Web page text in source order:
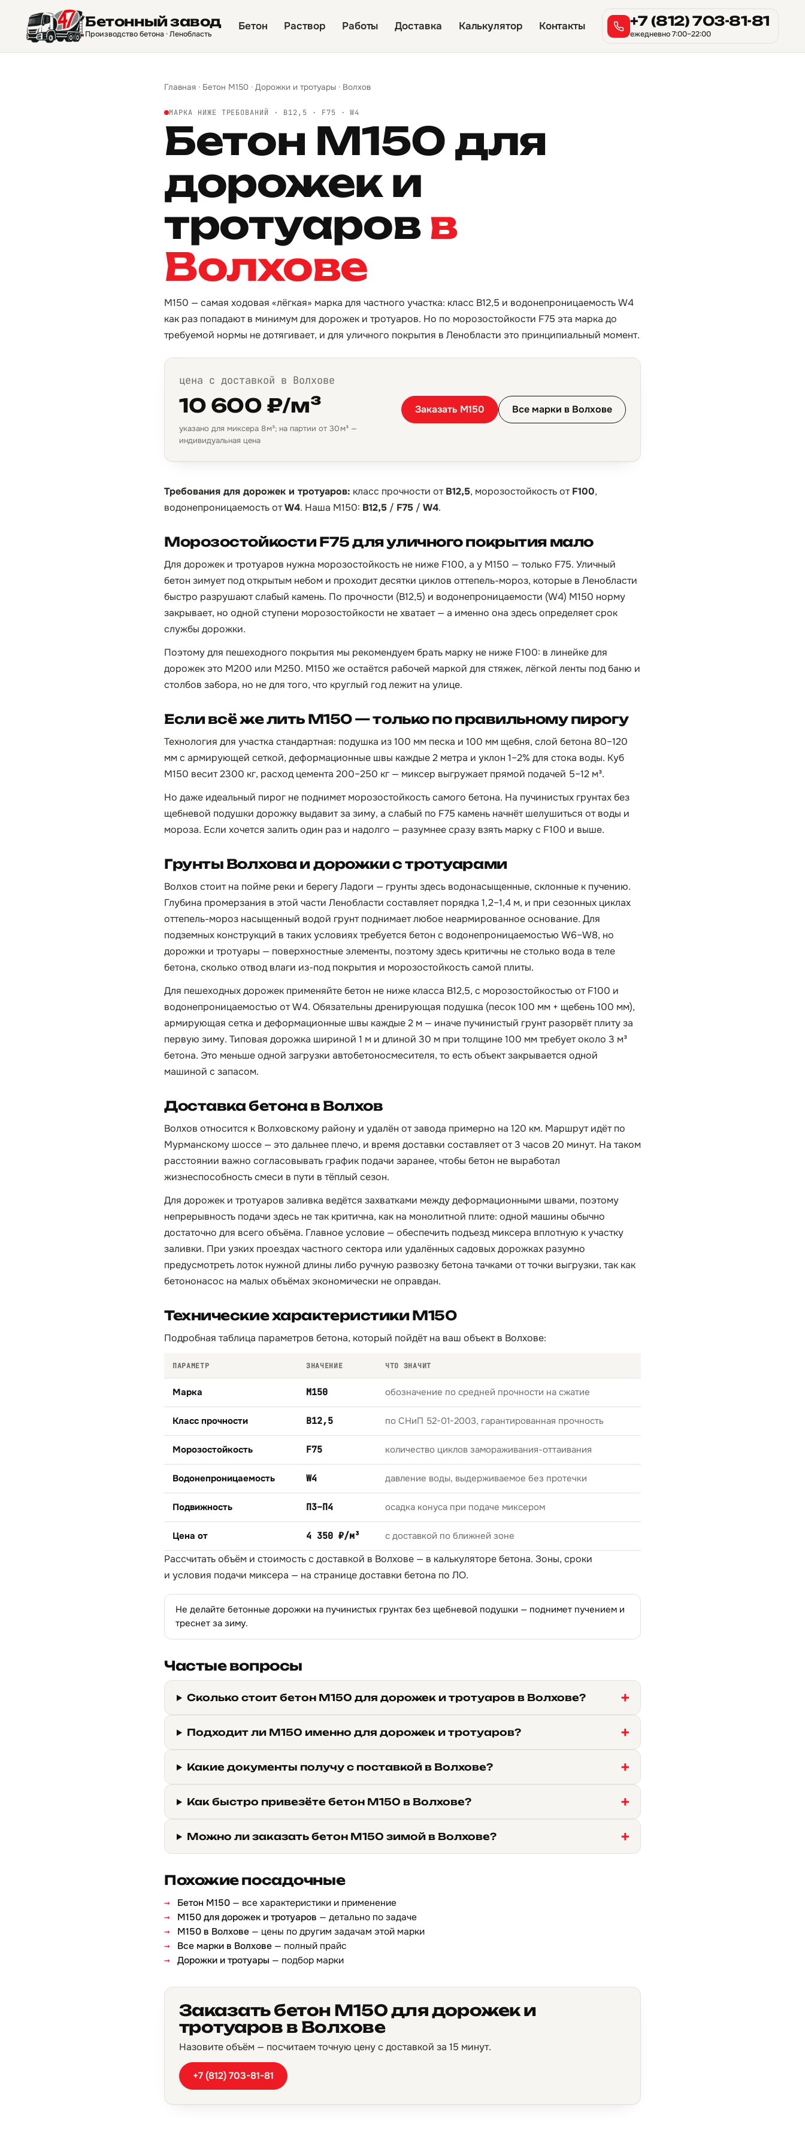
Бетонный завод
Производство бетона · Ленобласть
Бетон Раствор Работы Доставка Калькулятор Контакты +7 (812) 703-81-81
ежедневно 7:00–22:00
Главная · Бетон М150 · Дорожки и тротуары · Волхов
МАРКА НИЖЕ ТРЕБОВАНИЙ · B12,5 · F75 · W4
Бетон М150 для
дорожек и
тротуаров в
Волхове
М150 — самая ходовая «лёгкая» марка для частного участка: класс B12,5 и водонепроницаемость W4
как раз попадают в минимум для дорожек и тротуаров. Но по морозостойкости F75 эта марка до
требуемой нормы не дотягивает, и для уличного покрытия в Ленобласти это принципиальный момент.
цена с доставкой в Волхове
10 600 ₽/м³
указано для миксера 8 м³; на партии от 30 м³ —
индивидуальная цена
Заказать М150 Все марки в Волхове
Требования для дорожек и тротуаров: класс прочности отB12,5, морозостойкость отF100,
водонепроницаемость отW4. Наша М150: B12,5 / F75 / W4.
Морозостойкости F75 для уличного покрытия мало
Для дорожек и тротуаров нужна морозостойкость не ниже F100, а у М150 — только F75. Уличный
бетон зимует под открытым небом и проходит десятки циклов оттепель-мороз, которые в Ленобласти
быстро разрушают слабый камень. По прочности (B12,5) и водонепроницаемости (W4) М150 норму
закрывает, но одной ступени морозостойкости не хватает — а именно она здесь определяет срок
службы дорожки.
Поэтому для пешеходного покрытия мы рекомендуем брать марку не ниже F100: в линейке для
дорожек это М200 или М250. М150 же остаётся рабочей маркой для стяжек, лёгкой ленты под баню и
столбов забора, но не для того, что круглый год лежит на улице.
Если всё же лить М150 — только по правильному пирогу
Технология для участка стандартная: подушка из 100 мм песка и 100 мм щебня, слой бетона 80–120
мм с армирующей сеткой, деформационные швы каждые 2 метра и уклон 1–2% для стока воды. Куб
М150 весит 2300 кг, расход цемента 200–250 кг — миксер выгружает прямой подачей 5–12 м³.
Но даже идеальный пирог не поднимет морозостойкость самого бетона. На пучинистых грунтах без
щебневой подушки дорожку выдавит за зиму, а слабый по F75 камень начнёт шелушиться от воды и
мороза. Если хочется залить один раз и надолго — разумнее сразу взять марку с F100 и выше.
Грунты Волхова и дорожки с тротуарами
Волхов стоит на пойме реки и берегу Ладоги — грунты здесь водонасыщенные, склонные к пучению.
Глубина промерзания в этой части Ленобласти составляет порядка 1,2–1,4 м, и при сезонных циклах
оттепель-мороз насыщенный водой грунт поднимает любое неармированное основание. Для
подземных конструкций в таких условиях требуется бетон с водонепроницаемостью W6–W8, но
дорожки и тротуары — поверхностные элементы, поэтому здесь критичны не столько вода в теле
бетона, сколько отвод влаги из-под покрытия и морозостойкость самой плиты.
Для пешеходных дорожек применяйте бетон не ниже класса B12,5, с морозостойкостью от F100 и
водонепроницаемостью от W4. Обязательны дренирующая подушка (песок 100 мм + щебень 100 мм),
армирующая сетка и деформационные швы каждые 2 м — иначе пучинистый грунт разорвёт плиту за
первую зиму. Типовая дорожка шириной 1 м и длиной 30 м при толщине 100 мм требует около 3 м³
бетона. Это меньше одной загрузки автобетоносмесителя, то есть объект закрывается одной
машиной с запасом.
Доставка бетона в Волхов
Волхов относится к Волховскому району и удалён от завода примерно на 120 км. Маршрут идёт по
Мурманскому шоссе — это дальнее плечо, и время доставки составляет от 3 часов 20 минут. На таком
расстоянии важно согласовывать график подачи заранее, чтобы бетон не выработал
жизнеспособность смеси в пути в тёплый сезон.
Для дорожек и тротуаров заливка ведётся захватками между деформационными швами, поэтому
непрерывность подачи здесь не так критична, как на монолитной плите: одной машины обычно
достаточно для всего объёма. Главное условие — обеспечить подъезд миксера вплотную к участку
заливки. При узких проездах частного сектора или удалённых садовых дорожках разумно
предусмотреть лоток нужной длины либо ручную развозку бетона тачками от точки выгрузки, так как
бетононасос на малых объёмах экономически не оправдан.
Технические характеристики М150
Подробная таблица параметров бетона, который пойдёт на ваш объект в Волхове:
ПАРАМЕТР ЗНАЧЕНИЕ ЧТО ЗНАЧИТ
Марка М150 обозначение по средней прочности на сжатие
Класс прочности B12,5 по СНиП 52-01-2003, гарантированная прочность
Морозостойкость F75 количество циклов замораживания-оттаивания
Водонепроницаемость W4 давление воды, выдерживаемое без протечки
Подвижность П3–П4 осадка конуса при подаче миксером
Цена от 4 350 ₽/м³ с доставкой по ближней зоне
Рассчитать объём и стоимость с доставкой в Волхове — в калькуляторе бетона. Зоны, сроки
и условия подачи миксера — на страницедоставки бетона по ЛО.
Не делайте бетонные дорожки на пучинистых грунтах без щебневой подушки — поднимет пучением и
треснет за зиму.
Частые вопросы
Сколько стоит бетон М150 для дорожек и тротуаров в Волхове?
Подходит ли М150 именно для дорожек и тротуаров?
Какие документы получу с поставкой в Волхове?
Как быстро привезёте бетон М150 в Волхове?
Можно ли заказать бетон М150 зимой в Волхове?
Похожие посадочные
Бетон М150 — все характеристики и применение
М150 для дорожек и тротуаров — детально по задаче
М150 в Волхове — цены по другим задачам этой марки
Все марки в Волхове — полный прайс
Дорожки и тротуары — подбор марки
Заказать бетон М150 для дорожек и
тротуаров в Волхове
Назовите объём — посчитаем точную цену с доставкой за 15 минут.
+7 (812) 703-81-81